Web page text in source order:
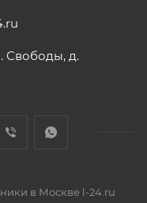
Свободы, д.
в Москве l-24.ru